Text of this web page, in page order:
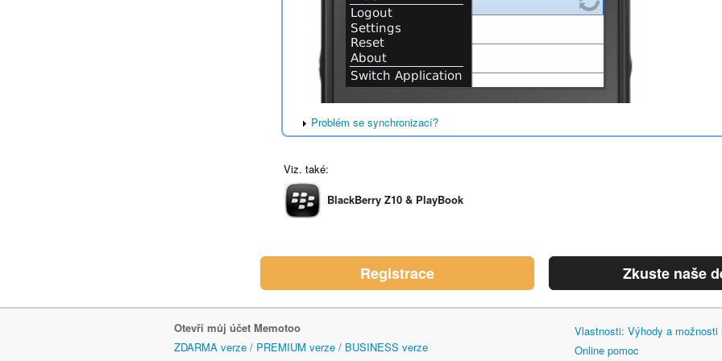
Problém se synchronizací?
Viz. také:
BlackBerry Z10 & PlayBook
Registrace Zkuste naše
Otevři můj účet Memotoo
ZDARMA verze / PREMIUM verze / BUSINESS verze
Vlastnosti: Výhody a možnosti
Online pomoc